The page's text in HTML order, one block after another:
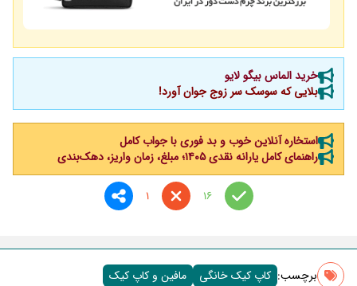
خرید الماس بیگو لایو
بلایی که سوسک سر زوج جوان آورد!
استخاره آنلاین خوب و بد فوری با جواب کامل
راهنمای کامل یارانه نقدی ۱۴۰۵؛ مبلغ، زمان واریز، دهک‌بندی
16
1
برچسب‌: کاپ کیک خانگی مافین و کاپ کیک